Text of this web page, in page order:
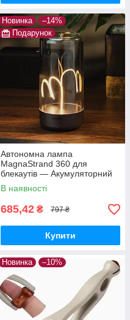
Новинка
–14%
Подарунок
Автономна лампа
MagnaStrand 360 для
блекаутів — Акумуляторний
світильник «Квантовий дріт» з
Type-C та потужним магнітом
В наявності
685,42 ₴ 797 ₴
Купити
Новинка –10%